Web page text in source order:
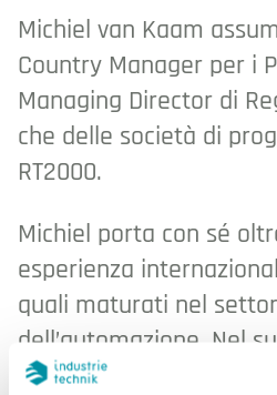
Michiel van Kaam
Country Manager per i
Managing Director di
che delle società di
RT2000.
Michiel porta con sé
esperienza
quali maturati nel
dell’automazione. Nel
responsabile